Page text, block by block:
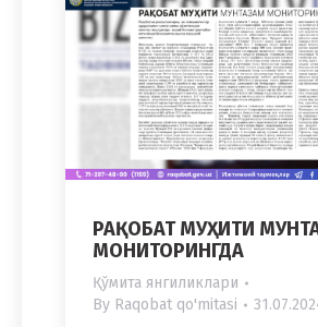
РАҚОБАТ МУҲИТИ
МОНИТОРИНГДА
Қўмита янгиликлари
By Raqobat qo'mitasi